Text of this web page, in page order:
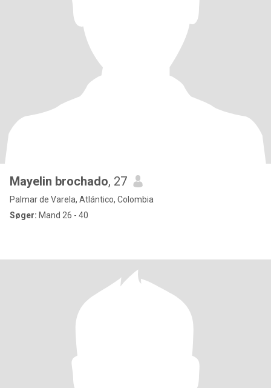
Mayelin brochado, 27
Palmar de Varela, Atlántico, Colombia
Søger: Mand 26 - 40